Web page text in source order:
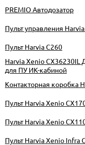
PREMIO Автодозатор
Пульт управления
Пульт Harvia C260
Harvia Xenio CX36230IL
для ПУ ИК-кабиной
Контакторная коробка
Пульт Harvia Xenio
Пульт Harvia Xenio
Пульт Harvia Xenio Infra